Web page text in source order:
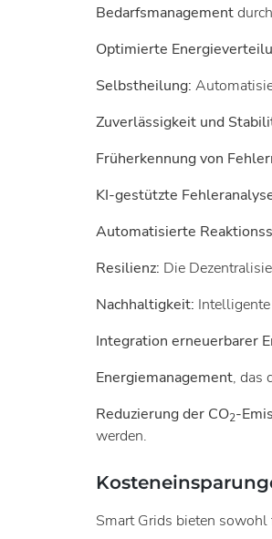
Bedarfsmanagement
Optimierte
Selbstheilung:
Zuverlässigkeit und
Früherkennung von
KI-gestützte
Automatisierte
Resilienz: Die
Nachhaltigkeit:
Integration erneuerbarer
Energiemanagement, das
Reduzierung der CO2-
werden.
Smart Grids bieten sowohl